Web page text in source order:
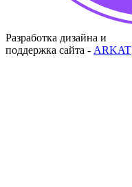
Разработка дизайна и
поддержка сайта - ARKAT